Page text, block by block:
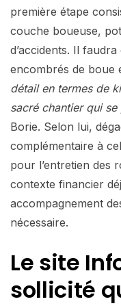
première étape
couche boueuse,
d’accidents. Il
encombrés de boue
détail en termes de
sacré chantier qui
Borie. Selon lui,
complémentaire à
pour l’entretien des
contexte financier
accompagnement
nécessaire.
Le site
sollicité